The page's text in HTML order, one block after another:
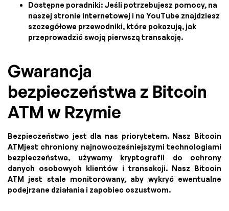
Dostępne poradniki: Jeśli potrzebujesz pomocy, na
naszej stronie internetowej i na YouTube znajdziesz
szczegółowe przewodniki, które pokazują, jak
przeprowadzić swoją pierwszą transakcję.
Gwarancja
bezpieczeństwa z Bitcoin
ATM w Rzymie
Bezpieczeństwo jest dla nas priorytetem. Nasz Bitcoin
ATMjest chroniony najnowocześniejszymi technologiami
bezpieczeństwa, używamy kryptografii do ochrony
danych osobowych klientów i transakcji. Nasz Bitcoin
ATM jest stale monitorowany, aby wykryć ewentualne
podejrzane działania i zapobiec oszustwom.